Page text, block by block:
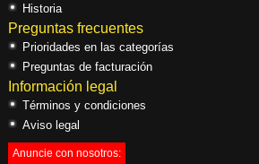
Historia
Preguntas frecuentes
Prioridades en las categorías
Preguntas de facturación
Información legal
Términos y condiciones
Aviso legal
Anuncie con nosotros: